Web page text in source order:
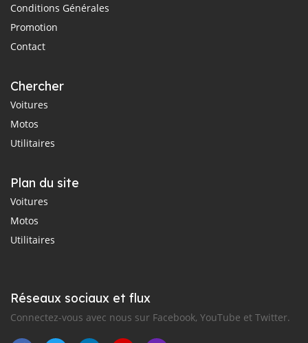
Conditions Générales
Promotion
Contact
Chercher
Voitures
Motos
Utilitaires
Plan du site
Voitures
Motos
Utilitaires
Réseaux sociaux et flux
Connectez-vous avec nous sur Facebook, YouTube et Twitter.